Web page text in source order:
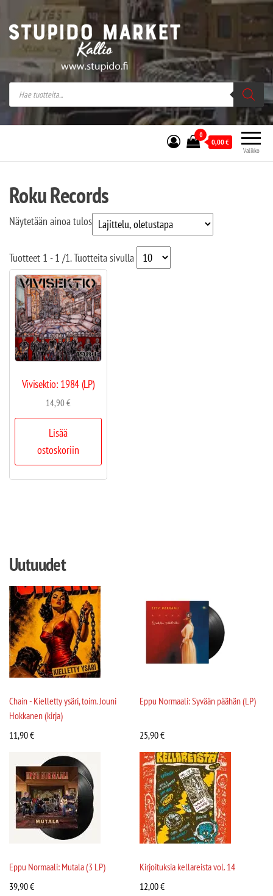
Stupido Market – verkossa ja kivijalassa
Stupido Market on vaihtoehtomusaan
erikoistunut verkko- sekä
kivijalkakauppa Helsingissä Kallion
sydämessä.
Valikko
0
0,00€
Roku Records
Näytetään ainoa tulos
Tuotteet 1 - 1 /1. Tuotteita sivulla
Vivisektio: 1984 (LP)
14,90€
Lisää
ostoskoriin
Uutuudet
Chain - Kielletty ysäri, toim. Jouni
Hokkanen (kirja)
11,90€
Eppu Normaali: Syvään päähän (LP)
25,90€
Eppu Normaali: Mutala (3 LP)
39,90€
Kirjoituksia kellareista vol. 14
12,00€